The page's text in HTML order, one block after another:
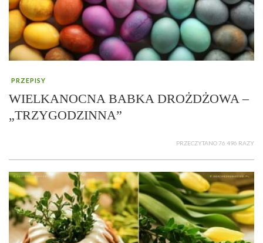
PRZEPISY
WIELKANOCNA BABKA DROŻDŻOWA –
„TRZYGODZINNA”
PRZECZYTANO 76 496 RAZY